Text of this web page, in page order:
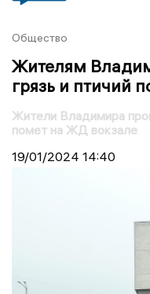
Общество
Жителям
грязь и птичий
Жители Владимира
помет на ЖД вокзале
19/01/2024 14:40